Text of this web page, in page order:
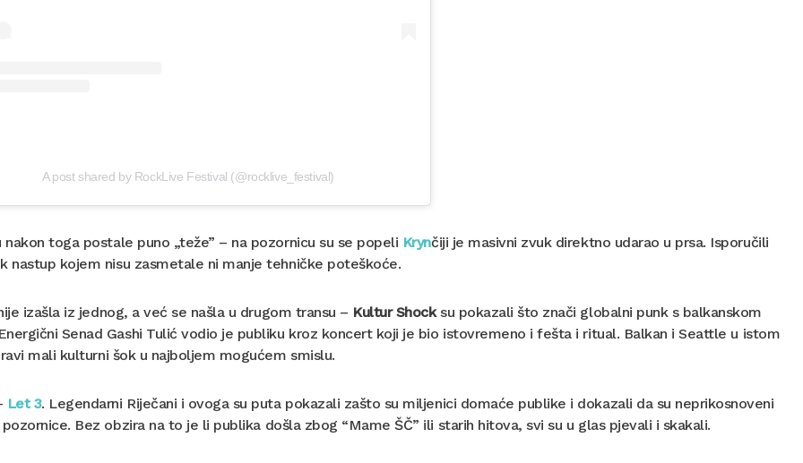
A post shared by RockLive Festival (@rocklive_festival)
nakon toga postale puno „teže” – na pozornicu su se popeli Krynčiji je masivni zvuk direktno udarao u prsa. Isporučili
nastup kojem nisu zasmetale ni manje tehničke poteškoće.
izašla iz jednog, a već se našla u drugom transu – Kultur Shocksu pokazali što znači globalni punk s balkanskom
Senad Gashi Tulić vodio je publiku kroz koncert koji je bio istovremeno i fešta i ritual. Balkan i Seattle u istom
mali kulturni šok u najboljem mogućem smislu.
Let 3. Legendarni Riječani i ovoga su puta pokazali zašto su miljenici domaće publike i dokazali da su neprikosnoveni
Bez obzira na to je li publika došla zbog “Mame ŠČ” ili starih hitova, svi su u glas pjevali i skakali.